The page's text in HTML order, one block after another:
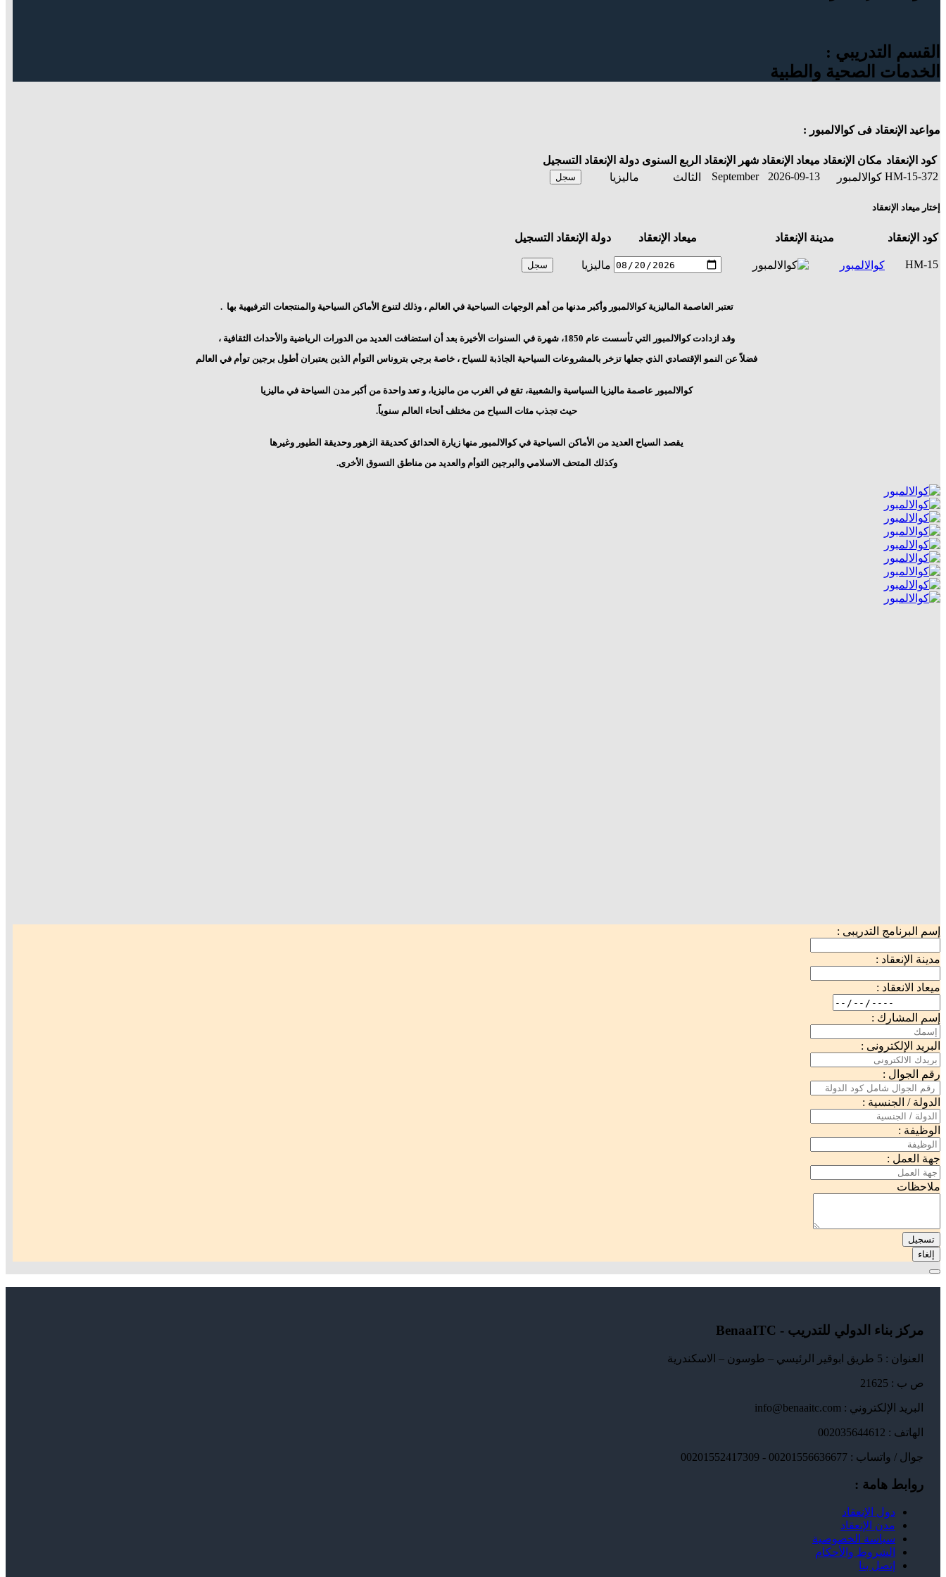
القسم التدريبي :
الخدمات الصحية والطبية
مواعيد الإنعقاد فى كوالالمبور :
كود الإنعقاد مكان الإنعقاد ميعاد الإنعقاد شهر الإنعقاد الربع السنوى دولة الإنعقاد التسجيل
HM-15-372 كوالالمبور 2026-09-13
September الثالث ماليزيا سجل
إختار ميعاد الإنعقاد
كود الإنعقاد مدينة الإنعقاد ميعاد الإنعقاد دولة الإنعقاد التسجيل
HM-15 كوالالمبور ماليزيا سجل
تعتبر العاصمة الماليزية كوالالمبور وأكبر مدنها من أهم الوجهات السياحية في العالم ، وذلك لتنوع الأماكن السياحية والمنتجعات الترفيهية بها .
وقد ازدادت كوالالمبور التي تأسست عام 1850، شهرة في السنوات الأخيرة بعد أن استضافت العديد من الدورات الرياضية والأحداث الثقافية ،
فضلاً عن النمو الإقتصادي الذي جعلها تزخر بالمشروعات السياحية الجاذبة للسياح ، خاصة برجي بتروناس التوأم الذين يعتبران أطول برجين توأم في العالم
كوالالمبور عاصمة ماليزيا السياسية والشعبية، تقع في الغرب من ماليزيا، و تعد واحدة من أكبر مدن السياحة في ماليزيا
حيث تجذب مئات السياح من مختلف أنحاء العالم سنوياً.
يقصد السياح العديد من الأماكن السياحية في كوالالمبور منها زيارة الحدائق كحديقة الزهور وحديقة الطيور وغيرها
وكذلك المتحف الاسلامي والبرجين التوأم والعديد من مناطق التسوق الأخرى.
إسم البرنامج التدريبى :
مدينة الإنعقاد :
ميعاد الانعقاد :
إسم المشارك :
البريد الإلكترونى :
رقم الجوال :
الدولة / الجنسية :
الوظيفة :
جهة العمل :
ملاحظات
تسجيل
إلغاء
مركز بناء الدولي للتدريب - BenaaITC
العنوان : 5 طريق ابوقير الرئيسي – طوسون – الاسكندرية
ص ب : 21625
البريد الإلكتروني : info@benaaitc.com
الهاتف : 002035644612
جوال / واتساب : 00201556636677 - 00201552417309
روابط هامة :
دول الإنعقاد
مدن الإنعقاد
سياسة الخصوصية
الشروط والأحكام
إتصل بنا